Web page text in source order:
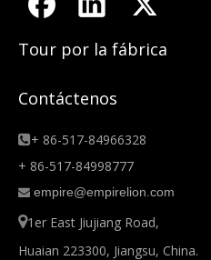
Tour por la fábrica
Contáctenos
+ 86-517-84966328
+ 86-517-84998777
 empire@empirelion.com
1er East Jiujiang Road,
Huaian 223300, Jiangsu, China.